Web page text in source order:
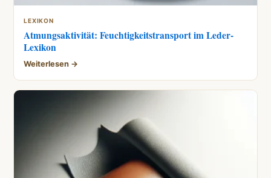
LEXIKON
Atmungsaktivität: Feuchtigkeitstransport im Leder-
Lexikon
Weiterlesen →